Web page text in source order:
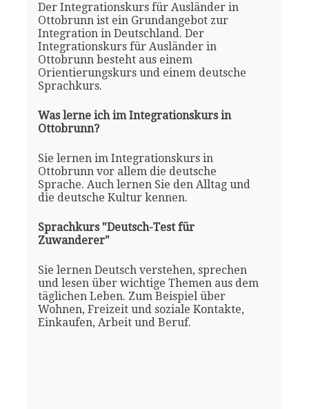
Der Integrationskurs für Ausländer in
Ottobrunn ist ein Grundangebot zur
Integration in Deutschland. Der
Integrationskurs für Ausländer in
Ottobrunn besteht aus einem
Orientierungskurs und einem deutsche
Sprachkurs.
Was lerne ich im Integrationskurs in
Ottobrunn?
Sie lernen im Integrationskurs in
Ottobrunn vor allem die deutsche
Sprache. Auch lernen Sie den Alltag und
die deutsche Kultur kennen.
Sprachkurs "Deutsch-Test für
Zuwanderer"
Sie lernen Deutsch verstehen, sprechen
und lesen über wichtige Themen aus dem
täglichen Leben. Zum Beispiel über
Wohnen, Freizeit und soziale Kontakte,
Einkaufen, Arbeit und Beruf.